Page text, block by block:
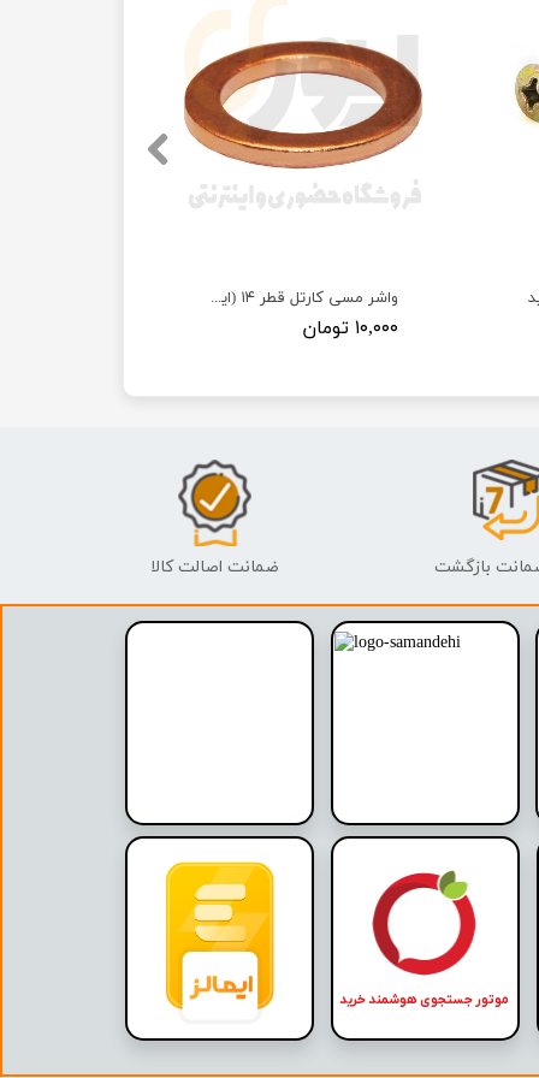
واشر مسی کارتل قطر ۱۴ (ایرانخودرویی)
۱۰,۰۰۰ تومان
موتور جستجوی هوشمند خرید
ضمانت اصالت کالا